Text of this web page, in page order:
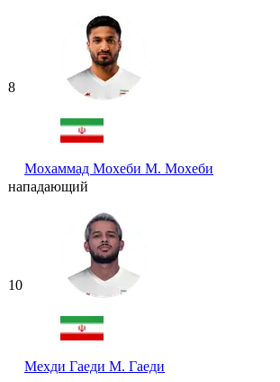
8
Мохаммад Мохеби М. Мохеби
нападающий
10
Мехди Гаеди М. Гаеди